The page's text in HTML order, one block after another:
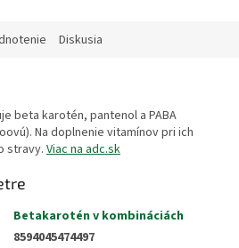
Diskusia
beta karotén, pantenol a PABA
Na doplnenie vitamínov pri ich
stravy. Viac na adc.sk
Betakarotén v kombináciách
8594045474497